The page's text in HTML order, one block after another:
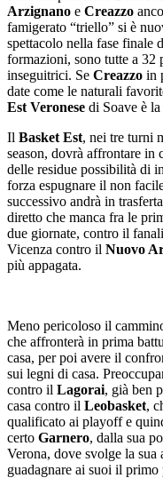
Arzignano e Creazzo
famigerato “triello” si è
spettacolo nella fase finale
formazioni, sono tutte a 32
inseguitrici. Se Creazzo in
date come le naturali
Est Veronese di Soave è
Il Basket Est, nei tre turni
season, dovrà affrontare in
delle residue possibilità di
forza espugnare il non
successivo andrà in
diretto che manca fra le
due giornate, contro il
Vicenza contro il Nuovo
più appagata.
Meno pericoloso il
che affronterà in prima
casa, per poi avere il
sui legni di casa.
contro il Lagorai, già ben
casa contro il Leobasket,
qualificato ai playoff e
certo Garnero, dalla sua
Verona, dove svolge la
guadagnare ai suoi il primo